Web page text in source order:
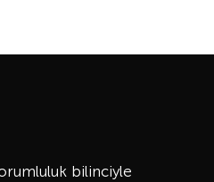
bilinciyle